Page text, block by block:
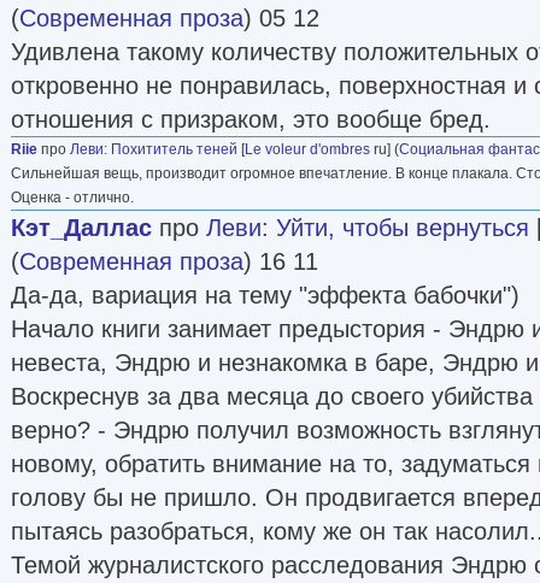
(Современная проза) 05 12
Удивлена такому количеству положительных
откровенно не понравилась, поверхностная
отношения с призраком, это вообще бред.
Riie про Леви: Похититель теней [Le voleur d'ombres ru] (Социальная
Сильнейшая вещь, производит огромное впечатление. В конце плакала.
Оценка - отлично.
Кэт_Даллас про Леви: Уйти, чтобы вернуться
(Современная проза) 16 11
Да-да, вариация на тему "эффекта бабочки")
Начало книги занимает предыстория - Эндрю
невеста, Эндрю и незнакомка в баре, Эндрю
Воскреснув за два месяца до своего убийства
верно? - Эндрю получил возможность
новому, обратить внимание на то,
голову бы не пришло. Он продвигается
пытаясь разобраться, кому же он так
Темой журналистского расследования Эндрю